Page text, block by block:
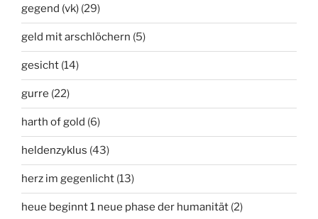
gegend (vk) (29)
geld mit arschlöchern (5)
gesicht (14)
gurre (22)
harth of gold (6)
heldenzyklus (43)
herz im gegenlicht (13)
heue beginnt 1 neue phase der humanität (2)